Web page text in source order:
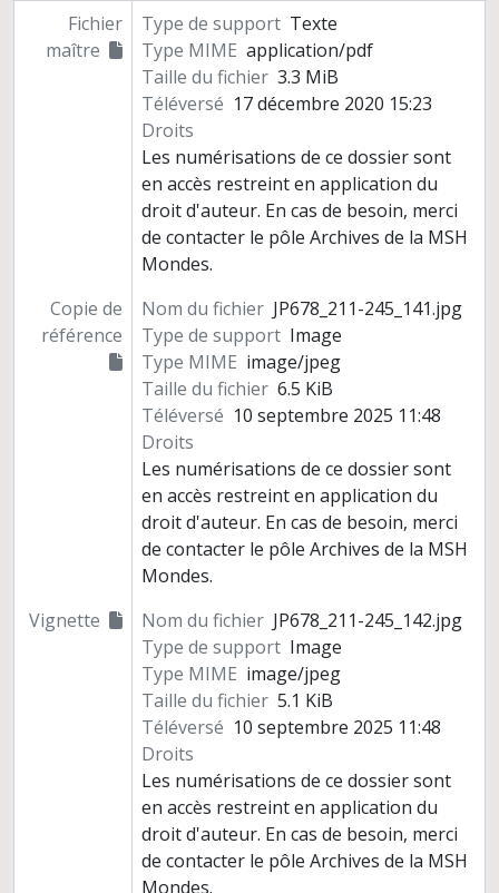
Fichier
maître
Type de support Texte
Type MIME application/pdf
Taille du fichier 3.3 MiB
Téléversé 17 décembre 2020 15:23
Droits
Les numérisations de ce dossier sont
en accès restreint en application du
droit d'auteur. En cas de besoin, merci
de contacter le pôle Archives de la MSH
Mondes.
Copie de
référence
Nom du fichier JP678_211-245_141.jpg
Type de support Image
Type MIME image/jpeg
Taille du fichier 6.5 KiB
Téléversé 10 septembre 2025 11:48
Droits
Les numérisations de ce dossier sont
en accès restreint en application du
droit d'auteur. En cas de besoin, merci
de contacter le pôle Archives de la MSH
Mondes.
Vignette
Nom du fichier JP678_211-245_142.jpg
Type de support Image
Type MIME image/jpeg
Taille du fichier 5.1 KiB
Téléversé 10 septembre 2025 11:48
Droits
Les numérisations de ce dossier sont
en accès restreint en application du
droit d'auteur. En cas de besoin, merci
de contacter le pôle Archives de la MSH
Mondes.